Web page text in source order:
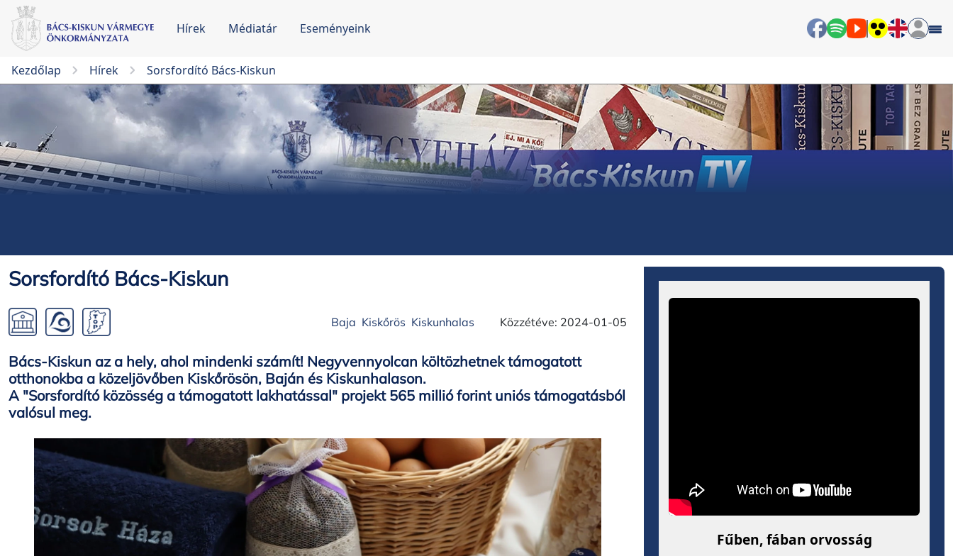
Hírek Médiatár Eseményeink
Kezdőlap Hírek Sorsfordító Bács-Kiskun
Sorsfordító Bács-Kiskun
Baja Kiskőrös Kiskunhalas Közzétéve: 2024-01-05
Bács-Kiskun az a hely, ahol mindenki számít! Negyvennyolcan költözhetnek támogatott
otthonokba a közeljövőben Kiskőrösön, Baján és Kiskunhalason.
A "Sorsfordító közösség a támogatott lakhatással" projekt 565 millió forint uniós támogatásból
valósul meg.
Fűben, fában orvosság